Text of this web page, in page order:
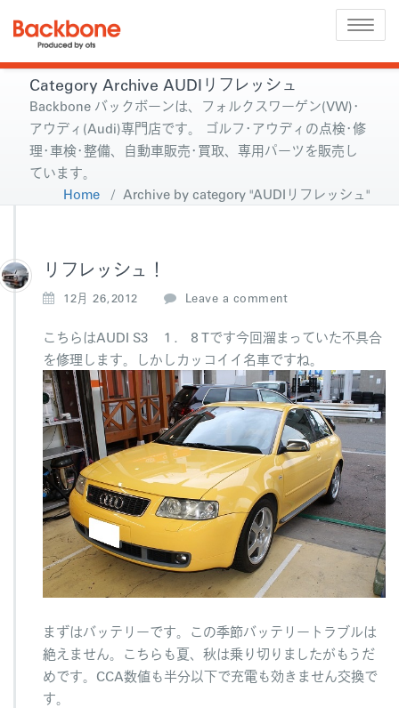
Toggle
Category Archive AUDIリフレッシュ
Backbone バックボーンは、フォルクスワーゲン(VW)･
アウディ(Audi)専門店です。 ゴルフ･アウディの点検･修
理･車検･整備、自動車販売･買取、専用パーツを販売し
ています。
Home / Archive by category "AUDIリフレッシュ"
リフレッシュ！
12月 26,2012 Leave a comment
こちらはAUDI S3 １．８Tです今回溜まっていた不具合
を修理します。しかしカッコイイ名車ですね。
まずはバッテリーです。この季節バッテリートラブルは
絶えません。こちらも夏、秋は乗り切りましたがもうだ
めです。CCA数値も半分以下で充電も効きません交換で
す。